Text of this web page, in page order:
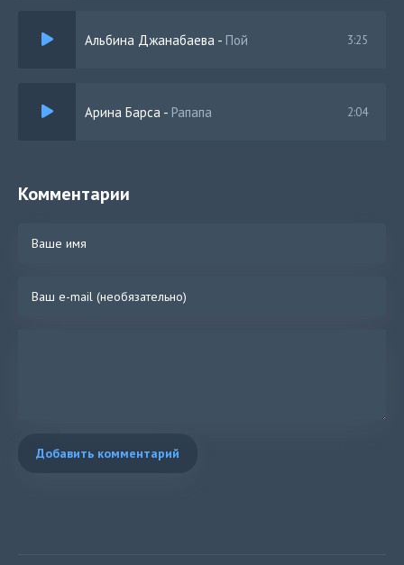
Альбина Джанабаева - Пой 3:25
Арина Барса - Рапапа 2:04
Комментарии
Добавить комментарий